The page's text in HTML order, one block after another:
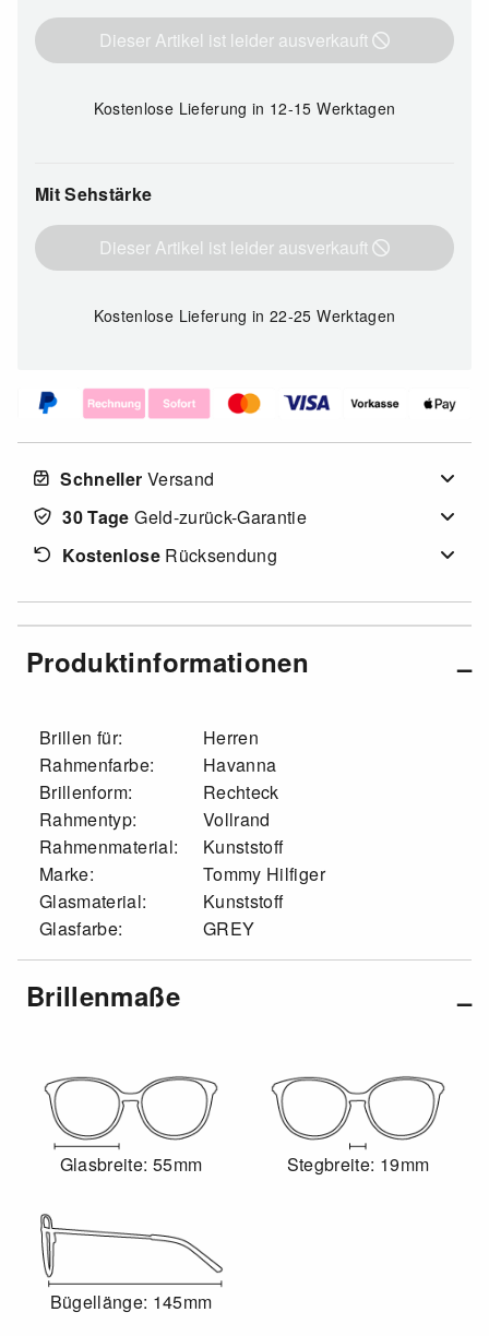
Dieser Artikel ist leider ausverkauft
Kostenlose Lieferungin 12-15 Werktagen
Mit Sehstärke
Dieser Artikel ist leider ausverkauft
Kostenlose Lieferungin 22-25 Werktagen
Schneller Versand
30 Tage Geld-zurück-Garantie
KostenloseRücksendung
Produktinformationen
Brillen für:
Herren
Rahmenfarbe:
Havanna
Brillenform:
Rechteck
Rahmentyp:
Vollrand
Rahmenmaterial:
Kunststoff
Marke:
Tommy Hilfiger
Glasmaterial:
Kunststoff
Glasfarbe:
GREY
Brillenmaße
Glasbreite: 55mm Stegbreite: 19mm
Bügellänge: 145mm